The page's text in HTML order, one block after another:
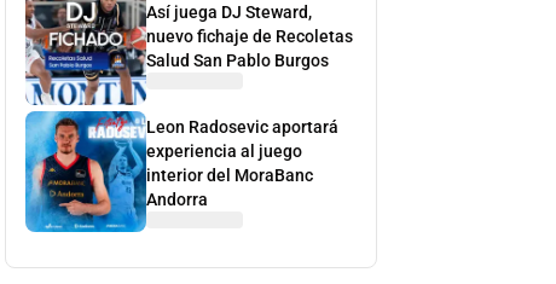
Así juega DJ Steward,
nuevo fichaje de Recoletas
Salud San Pablo Burgos
Leon Radosevic aportará
experiencia al juego
interior del MoraBanc
Andorra